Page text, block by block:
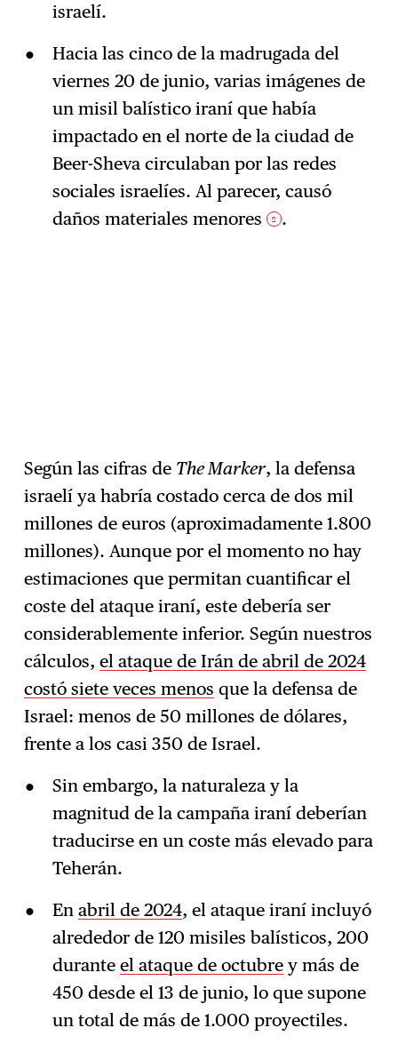
israelí.
Hacia las cinco de la madrugada del
viernes 20 de junio, varias imágenes de
un misil balístico iraní que había
impactado en el norte de la ciudad de
Beer-Sheva circulaban por las redes
sociales israelíes. Al parecer, causó
daños materiales menores
2 .
Según las cifras de The Marker, la defensa
israelí ya habría costado cerca de dos mil
millones de euros (aproximadamente 1.800
millones). Aunque por el momento no hay
estimaciones que permitan cuantificar el
coste del ataque iraní, este debería ser
considerablemente inferior. Según nuestros
cálculos,el ataque de Irán de abril de 2024
costó siete veces menos que la defensa de
Israel: menos de 50 millones de dólares,
frente a los casi 350 de Israel.
Sin embargo, la naturaleza y la
magnitud de la campaña iraní deberían
traducirse en un coste más elevado para
Teherán.
En abril de 2024, el ataque iraní incluyó
alrededor de 120 misiles balísticos, 200
durante el ataque de octubrey más de
450 desde el 13 de junio, lo que supone
un total de más de 1.000 proyectiles.